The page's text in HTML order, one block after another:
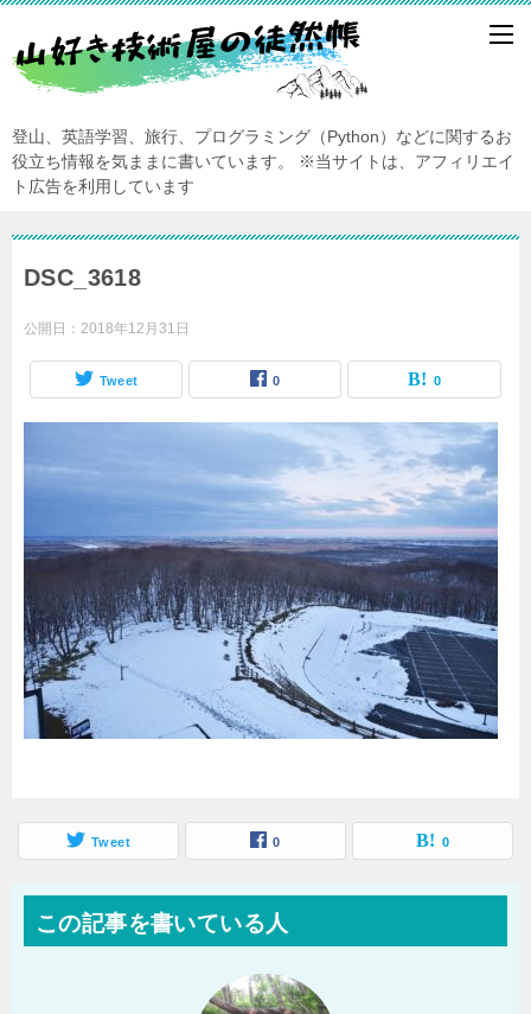
登山、英語学習、旅行、プログラミング（Python）などに関するお
役立ち情報を気ままに書いています。
※当サイトは、アフィリエイ
ト広告を利用しています
DSC_3618
公開日： 2018年12月31日
Tweet 0 0
Tweet 0 0
この記事を書いている人